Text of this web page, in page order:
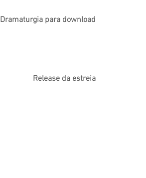
Dramaturgia para download
Release da estreia